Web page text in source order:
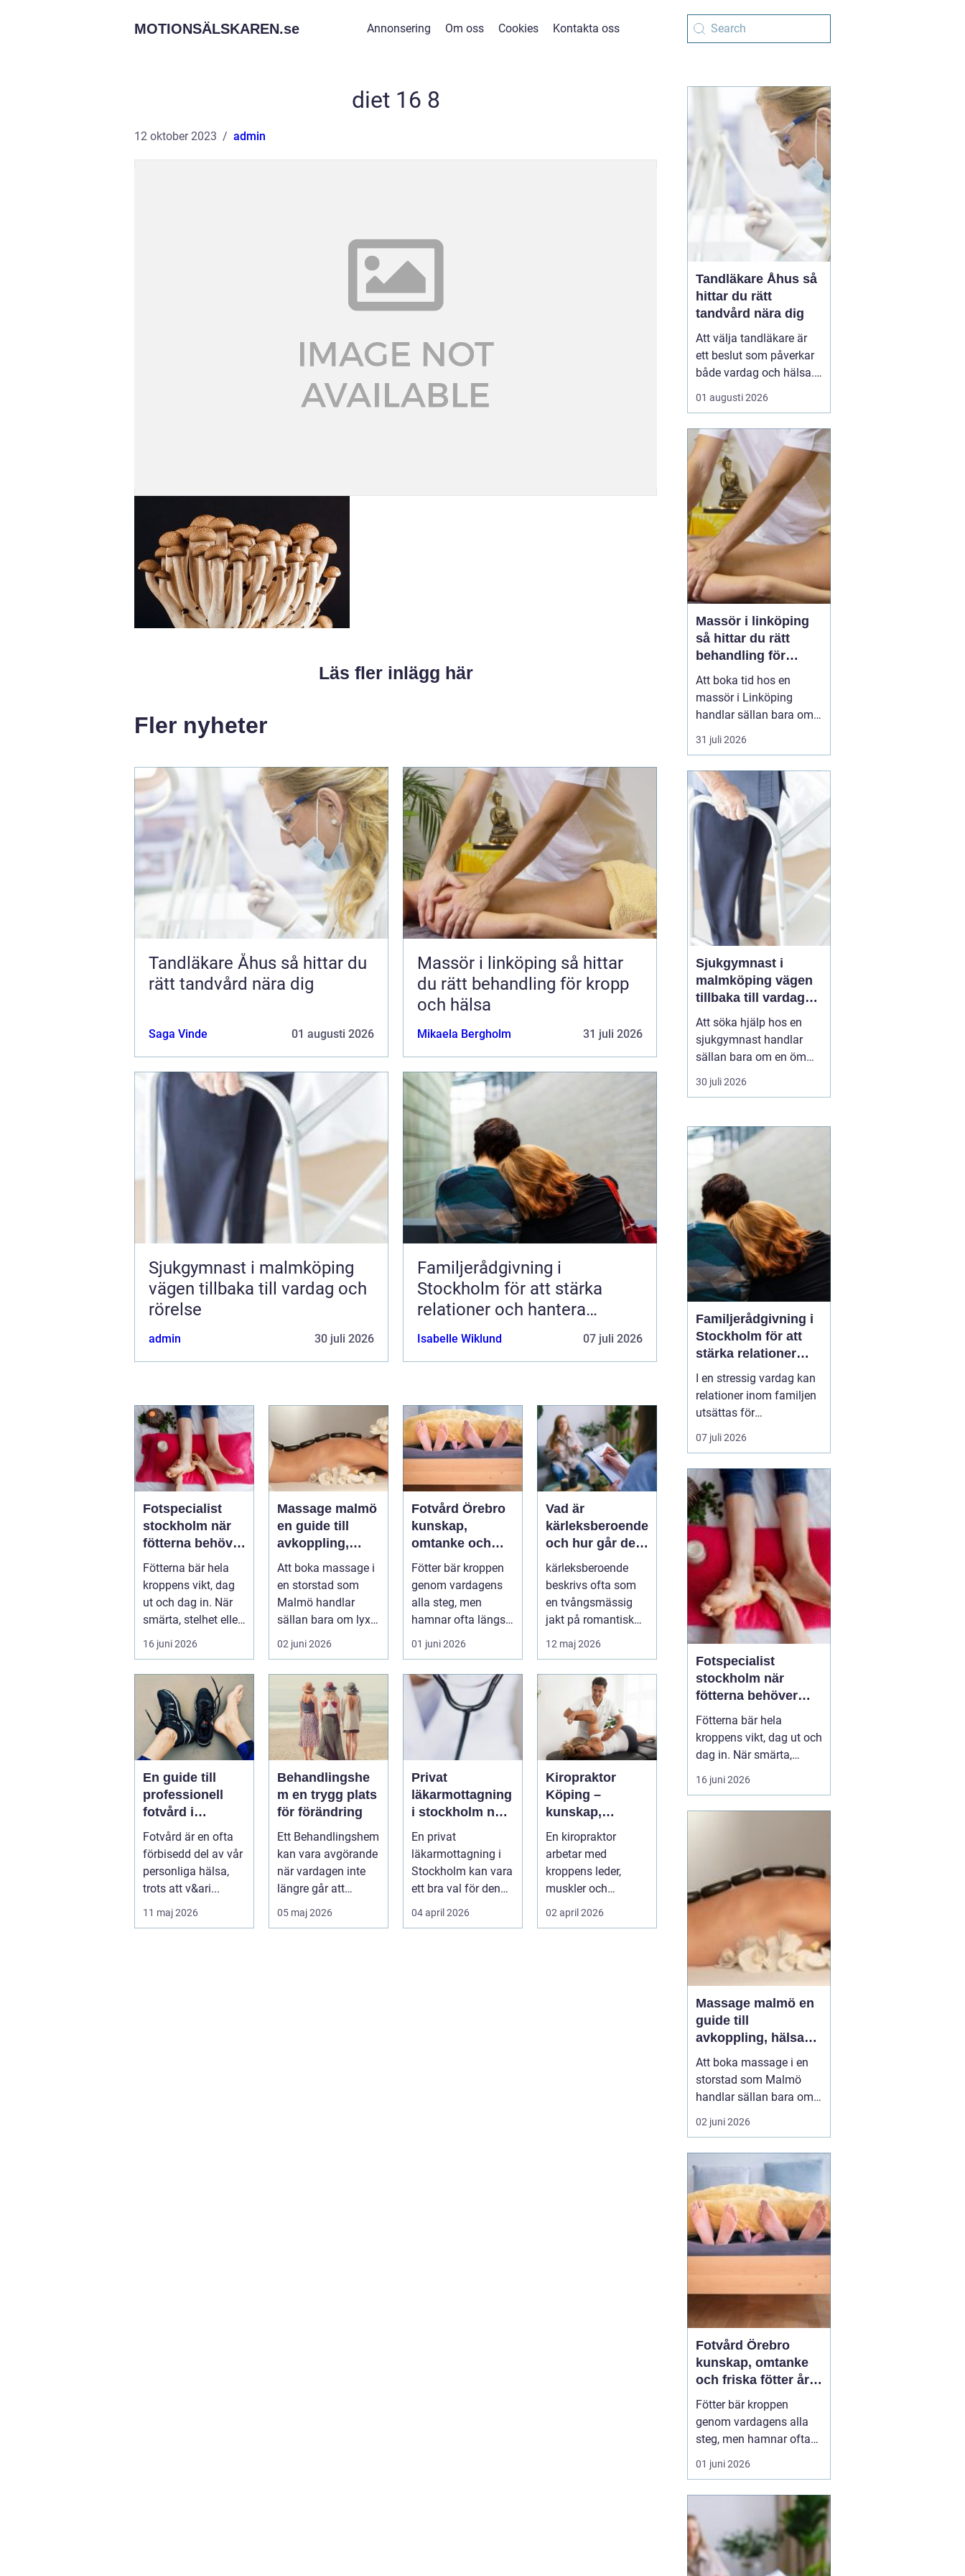
MOTIONSÄLSKAREN.se Annonsering Om oss Cookies Kontakta oss
diet 16 8
12 oktober 2023 admin
Läs fler inlägg här
Fler nyheter
Tandläkare Åhus så hittar du
rätt tandvård nära dig
Saga Vinde 01 augusti 2026
Massör i linköping så hittar
du rätt behandling för kropp
och hälsa
Mikaela Bergholm 31 juli 2026
Sjukgymnast i malmköping
vägen tillbaka till vardag och
rörelse
admin 30 juli 2026
Familjerådgivning i
Stockholm för att stärka
relationer och hantera
utmaningar
Isabelle Wiklund 07 juli 2026
Fotspecialist
stockholm när
fötterna behöver
mer än vila
Fötterna bär hela
kroppens vikt, dag
ut och dag in. När
smärta, stelhet eller
felställningar
uppstår...
16 juni 2026
Massage malmö
en guide till
avkoppling,
hälsa och
välmående
Att boka massage i
en storstad som
Malmö handlar
sällan bara om lyx.
För många är det ett
sätt att h...
02 juni 2026
Fotvård Örebro
kunskap,
omtanke och
friska fötter året
Fötter bär kroppen
genom vardagens
alla steg, men
hamnar ofta längst
ner på
prioriteringslistan.
Mån...
01 juni 2026
Vad är
kärleksberoende
och hur går det
att bryta
mönstret?
kärleksberoende
beskrivs ofta som
en tvångsmässig
jakt på romantisk
kärlek, närhet eller
bekräftelse...
12 maj 2026
En guide till
professionell
fotvård i
Helsingborg
Fotvård är en ofta
förbisedd del av vår
personliga hälsa,
trots att v&ari...
11 maj 2026
Behandlingshe
m en trygg plats
för förändring
Ett Behandlingshem
kan vara avgörande
när vardagen inte
längre går att
hantera på egen
hand. För mån...
05 maj 2026
Privat
läkarmottagning
i stockholm när
du vill ha tid,
trygghet och
specialistvård
En privat
läkarmottagning i
Stockholm kan vara
ett bra val för den
som vill träffa en
erfaren specia...
04 april 2026
Kiropraktor
Köping –
kunskap,
trygghet och
behandling som
gör skillnad
En kiropraktor
arbetar med
kroppens leder,
muskler och
nervsystem för att
minska smärta, f...
02 april 2026
Tandläkare Åhus så
hittar du rätt
tandvård nära dig
Att välja tandläkare är
ett beslut som påverkar
både vardag och hälsa.
Den som söker
tandläkare åhus
som lagar hål. En trygg
kontakt, rimliga
väntetider och en lugn
miljö ...
01 augusti 2026
Massör i linköping
så hittar du rätt
behandling för
kropp och hälsa
Att boka tid hos en
massör i Linköping
handlar sällan bara om
att unna sig något skönt.
För många är massage
vardagen för att orka
arbeta, träna och leva ett
aktivt liv utan ständig
värk. En genomtänkt
massage kan minska
spänningar...
31 juli 2026
Sjukgymnast i
malmköping vägen
tillbaka till vardag
och rörelse
Att söka hjälp hos en
sjukgymnast handlar
sällan bara om en öm
muskel eller en stel
nacke. För många
kunna arbeta, orka med
vardagen, fortsätta med
sin idrott eller behålla
självständighet efter en
skada eller sjukdom. I en
mindre ...
30 juli 2026
Familjerådgivning i
Stockholm för att
stärka relationer
och hantera
utmaningar
I en stressig vardag kan
relationer inom familjen
utsättas för
påfrestningar och
konflikter.
Stockholm erbjuder stöd
och verktyg för a...
07 juli 2026
Fotspecialist
stockholm när
fötterna behöver
mer än vila
Fötterna bär hela
kroppens vikt, dag ut och
dag in. När smärta,
stelhet eller
felställningar uppstår
väntar länge innan de
söker hjälp, trots att tidig
utre...
16 juni 2026
Massage malmö en
guide till
avkoppling, hälsa
och välmående
Att boka massage i en
storstad som Malmö
handlar sällan bara om
lyx. För många är det ett
sätt att hantera
långvarig smärta eller
stress som aldrig verkar
ge med sig. Samtidigt
växer intresset för både
klassisk svensk
massage och...
02 juni 2026
Fotvård Örebro
kunskap, omtanke
och friska fötter året
runt
Fötter bär kroppen
genom vardagens alla
steg, men hamnar ofta
längst ner på
prioriteringslistan.
när problemen redan gör
ont, skaver eller
begränsar vardagen.
Medgenomtänkt fotvård
01 juni 2026